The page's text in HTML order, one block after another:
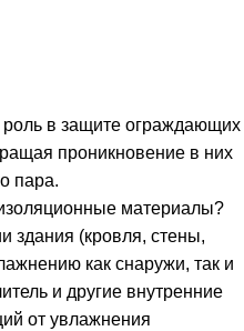
в защите ограждающих
проникновение в них
пара.
материалы?
здания (кровля, стены,
как снаружи, так и
и другие внутренние
от увлажнения